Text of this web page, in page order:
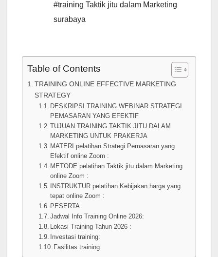
#training Taktik jitu dalam Marketing
surabaya
Table of Contents
TRAINING ONLINE EFFECTIVE MARKETING
STRATEGY
DESKRIPSI TRAINING WEBINAR STRATEGI
PEMASARAN YANG EFEKTIF
TUJUAN TRAINING TAKTIK JITU DALAM
MARKETING UNTUK PRAKERJA
MATERI pelatihan Strategi Pemasaran yang
Efektif online Zoom :
METODE pelatihan Taktik jitu dalam Marketing
online Zoom :
INSTRUKTUR pelatihan Kebijakan harga yang
tepat online Zoom :
PESERTA
Jadwal Info Training Online 2026:
Lokasi Training Tahun 2026 :
Investasi training:
Fasilitas training: